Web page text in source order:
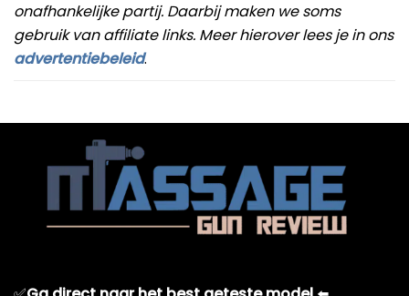
onafhankelijke partij. Daarbij maken we soms
gebruik van affiliate links. Meer hierover lees je in ons
advertentiebeleid.